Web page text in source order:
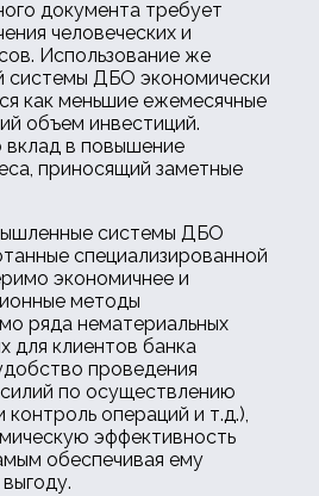
документа требует
человеческих и
Использование же
системы ДБО экономически
как меньшие ежемесячные
объем инвестиций.
в повышение
приносящий заметные
системы ДБО
специализированной
экономичнее и
методы
ряда нематериальных
для клиентов банка
проведения
по осуществлению
операций и т.д.),
эффективность
обеспечивая ему